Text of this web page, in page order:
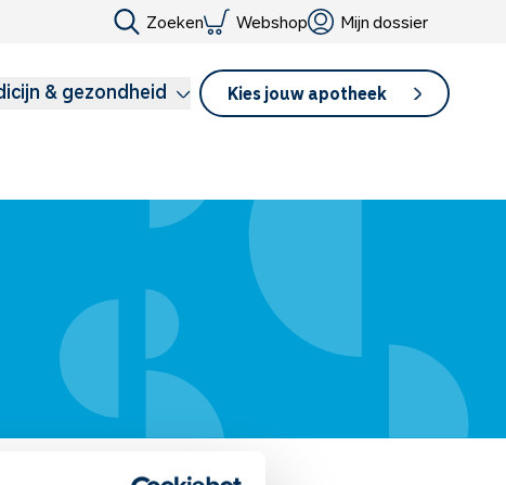
Zoeken Webshop Mijn dossier
& gezondheid Kies jouw apotheek